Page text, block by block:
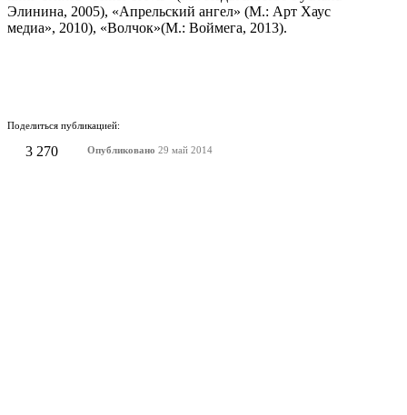
Элинина, 2005), «Апрельский ангел» (М.: Арт Хаус
медиа», 2010), «Волчок»(М.: Воймега, 2013).
Поделиться публикацией:
3 270 Опубликовано 29 май 2014